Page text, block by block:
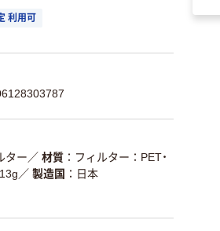
利用可
ター ／ 材質
フィルター：PET・
／ 製造国
日本